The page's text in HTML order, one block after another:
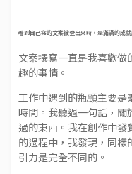
看到自己寫的文案被登出來時，是滿滿的成就
文案撰寫一直是我喜歡
趣的事情。
工作中遇到的瓶頸主要是
時間。我聽過一句話，
過的東西。我在創作中發
的過程中，我發現，同
引力是完全不同的。